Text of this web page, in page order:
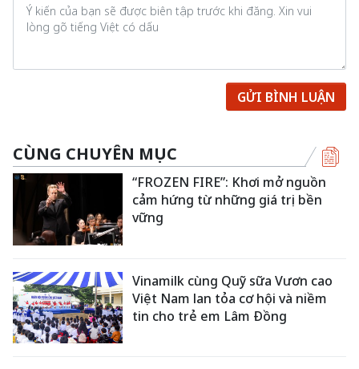
GỬI BÌNH LUẬN
CÙNG CHUYÊN MỤC
“FROZEN FIRE”: Khơi mở nguồn
cảm hứng từ những giá trị bền
vững
Vinamilk cùng Quỹ sữa Vươn cao
Việt Nam lan tỏa cơ hội và niềm
tin cho trẻ em Lâm Đồng